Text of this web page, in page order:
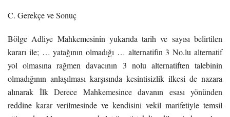
C. Gerekçe ve Sonuç
Bölge Adliye Mahkemesinin yukarıda tarih ve sayısı belirtilen
kararı ile; … yatağının olmadığı … alternatifin 3 No.lu alternatif
yol olmasına rağmen davacının 3 nolu alternatiften talebinin
olmadığının anlaşılması karşısında kesintisizlik ilkesi de nazara
alınarak İlk Derece Mahkemesince davanın esası yönünden
reddine karar verilmesinde ve kendisini vekil marifetiyle temsil